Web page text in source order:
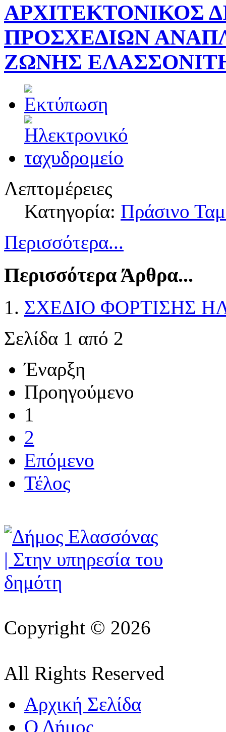
ΑΡΧΙΤΕΚΤΟΝΙΚΟΣ
ΠΡΟΣΧΕΔΙΩΝ
ΖΩΝΗΣ
Λεπτομέρειες
Κατηγορία: Πράσινο
Περισσότερα...
Περισσότερα Άρθρα...
ΣΧΕΔΙΟ ΦΟΡΤΙΣΗΣ
Σελίδα 1 από 2
Έναρξη
Προηγούμενο
1
2
Επόμενο
Τέλος
Copyright © 2026
All Rights Reserved
Αρχική Σελίδα
Ο Δήμος